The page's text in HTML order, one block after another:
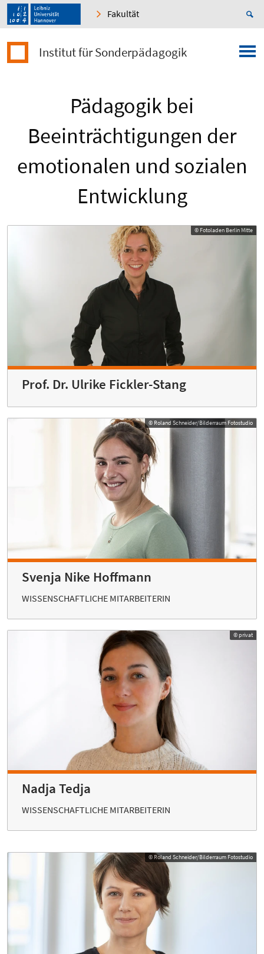
Fakultät
Institut für Sonderpädagogik
Pädagogik bei
Beeinträchtigungen der
emotionalen und sozialen
Entwicklung
© Fotoladen Berlin Mitte
Prof. Dr. Ulrike Fickler-Stang
© Roland Schneider/Bilderraum Fotostudio
Svenja Nike Hoffmann
WISSENSCHAFTLICHE MITARBEITERIN
© privat
Nadja Tedja
WISSENSCHAFTLICHE MITARBEITERIN
© Roland Schneider/Bilderraum Fotostudio